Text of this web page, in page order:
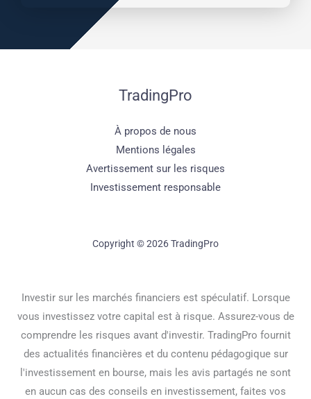
TradingPro
À propos de nous
Mentions légales
Avertissement sur les risques
Investissement responsable
Copyright © 2026 TradingPro
Investir sur les marchés financiers est spéculatif. Lorsque
vous investissez votre capital est à risque. Assurez-vous de
comprendre les risques avant d'investir. TradingPro fournit
des actualités financières et du contenu pédagogique sur
l'investissement en bourse, mais les avis partagés ne sont
en aucun cas des conseils en investissement, faites vos